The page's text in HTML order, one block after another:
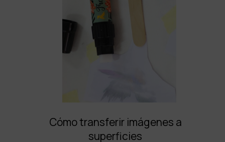
Cómo transferir imágenes a
superficies